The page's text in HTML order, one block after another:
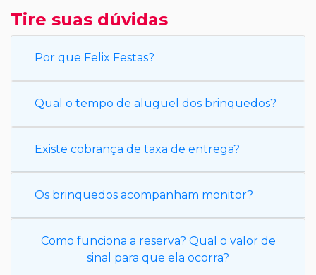
Tire suas dúvidas
Por que Felix Festas?
Qual o tempo de aluguel dos brinquedos?
Existe cobrança de taxa de entrega?
Os brinquedos acompanham monitor?
Como funciona a reserva? Qual o valor de
sinal para que ela ocorra?